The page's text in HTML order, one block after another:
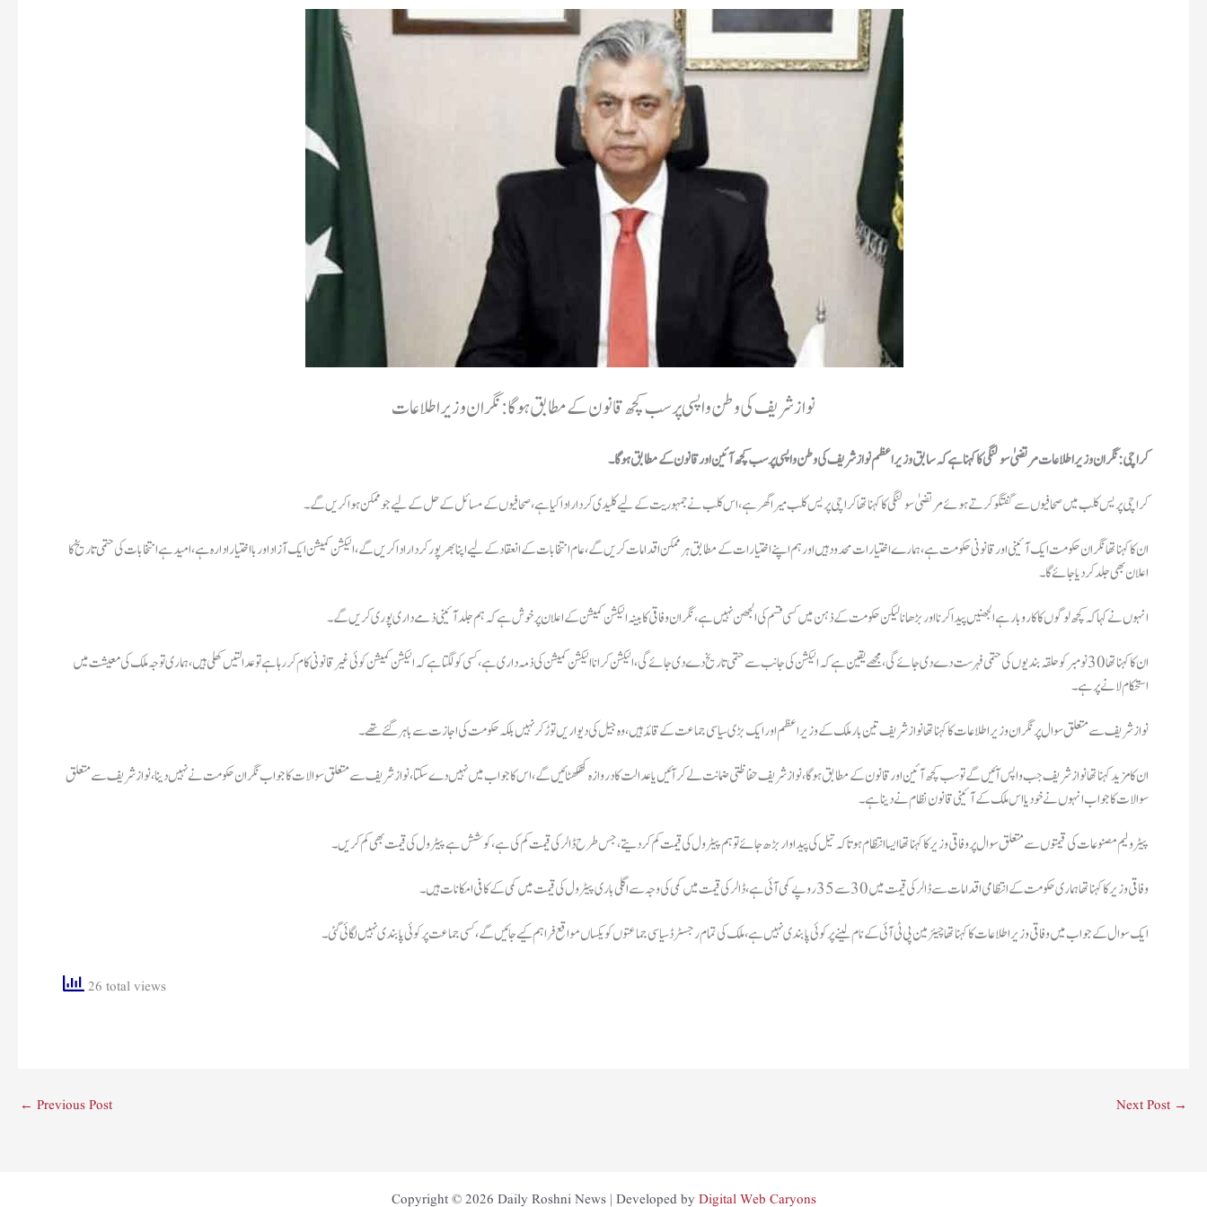
نواز شریف کی وطن واپسی پر سب کچھ قانون کے مطابق ہوگا: نگران وزیر اطلاعات
کراچی: نگران وزیر اطلاعات مرتضیٰ سولنگی کا کہنا ہے کہ سابق وزیراعظم نواز شریف کی وطن واپسی پر سب کچھ آئین اور قانون کے مطابق ہو گا۔
کراچی پریس کلب میں صحافیوں سے گفتگو کرتے ہوئے مرتضیٰ سولنگی کا کہنا تھا کراچی پریس کلب میرا گھر ہے، اس کلب نے جمہوریت کے لیے کلیدی کردار ادا کیا ہے، صحافیوں کے مسائل کے حل کے لیے جو ممکن ہوا کریں گے۔
ان کا کہنا تھا نگران حکومت ایک آئینی اور قانونی حکومت ہے، ہمارے اختیارات محدود ہیں اور ہم اپنے اختیارات کے مطابق ہر ممکن اقدامات کریں گے، عام انتخابات کے انعقاد کے لیے اپنا بھرپور کردار ادا کریں گے، الیکشن کمیشن ایک آزاد اور بااختیار ادارہ ہے، امید ہے انتخابات کی حتمی تاریخ کا
اعلان بھی جلد کر دیا جائے گا۔
انہوں نے کہا کہ کچھ لوگوں کا کاروبار ہے الجھنیں پیدا کرنا اور بڑھانا لیکن حکومت کے ذہن میں کسی قسم کی الجھن نہیں ہے، نگران وفاقی کابینہ الیکشن کمیشن کے اعلان پر خوش ہے کہ ہم جلد آئینی ذمے داری پوری کریں گے۔
ان کا کہنا تھا 30 نومبر کو حلقہ بندیوں کی حتمی فہرست دے دی جائے گی، مجھے یقین ہے کہ الیکشن کی جانب سےحتمی تاریخ دے دی جائے گی، الیکشن کرانا الیکشن کمیشن کی ذمہ داری ہے، کسی کو لگتا ہےکہ الیکشن کمیشن کوئی غیر قانونی کام کر رہا ہے تو عدالتیں کھلی ہیں، ہماری توجہ ملک کی معیشت میں
استحکام لانے پر ہے۔
نواز شریف سے متعلق سوال پر نگران وزیر اطلاعات کا کہنا تھا نواز شریف تین بار ملک کے وزیراعظم اور ایک بڑی سیاسی جماعت کے قائد ہیں، وہ جیل کی دیواریں توڑ کر نہیں بلکہ حکومت کی اجازت سے باہر گئے تھے۔
ان کا مزید کہنا تھا نواز شریف جب واپس آئیں گے تو سب کچھ آئین اور قانون کے مطابق ہو گا، نواز شریف حفاظتی ضمانت لےکر آئیں یا عدالت کا دروازہ کھکھٹائیں گے، اس کا جواب میں نہیں دے سکتا، نواز شریف سے متعلق سوالات کا جواب نگران حکومت نے نہیں دینا، نواز شریف سے متعلق
سوالات کا جواب انہوں نے خود یا اس ملک کے آئینی قانون نظام نے دینا ہے۔
پیٹرولیم مصنوعات کی قیمتوں سے متعلق سوال پر وفاقی وزیر کا کہنا تھا ایسا انتظام ہوتا کہ تیل کی پیداوار بڑھ جائے تو ہم پیٹرول کی قیمت کم کر دیتے، جس طرح ڈالر کی قیمت کم کی ہے،کوشش ہے پیٹرول کی قیمت بھی کم کریں۔
وفاقی وزیر کا کہنا تھا ہماری حکومت کے انتظامی اقدامات سے ڈالر کی قیمت میں 30 سے 35 روپے کمی آئی ہے، ڈالر کی قیمت میں کمی کی وجہ سے اگلی باری پیٹرول کی قیمت میں کمی کے کافی امکانات ہیں۔
ایک سوال کے جواب میں وفاقی وزیر اطلاعات کا کہنا تھا چیئرمین پی ٹی آئی کے نام لینے پر کوئی پابندی نہیں ہے، ملک کی تمام رجسٹرڈ سیاسی جماعتوں کو یکساں مواقع فراہم کیے جائیں گے، کسی جماعت پر کوئی پابندی نہیں لگائی گئی۔
26 total views
← Previous Post Next Post →
Copyright © 2026 Daily Roshni News | Developed byDigital Web Caryons